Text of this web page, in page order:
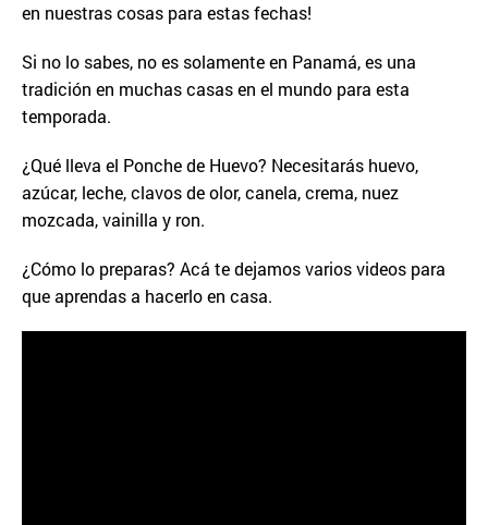
en nuestras cosas para estas fechas!
Si no lo sabes, no es solamente en Panamá, es una
tradición en muchas casas en el mundo para esta
temporada.
¿Qué lleva el Ponche de Huevo? Necesitarás huevo,
azúcar, leche, clavos de olor, canela, crema, nuez
mozcada, vainilla y ron.
¿Cómo lo preparas? Acá te dejamos varios videos para
que aprendas a hacerlo en casa.